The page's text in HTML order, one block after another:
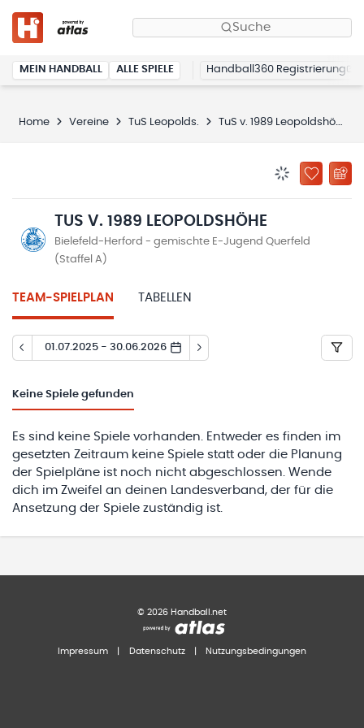
Suche
MEIN HANDBALL ALLE SPIELE Handball360 Registrierung
Home Vereine TuS Leopolds. TuS v. 1989 Leopoldshöhe
ZU
TUS V. 1989 LEOPOLDSHÖHE
Bielefeld-Herford - gemischte E-Jugend Querfeld
(Staffel A)
TEAM-SPIELPLAN TABELLEN
01.07.2025 - 30.06.2026
Keine Spiele gefunden
Es sind keine Spiele vorhanden. Entweder es finden im
gesetzten Zeitraum keine Spiele statt oder die Planung
der Spielpläne ist noch nicht abgeschlossen. Wende
dich im Zweifel an deinen Landesverband, der für die
Ansetzung der Spiele zuständig ist.
© 2026 Handball.net
Impressum Datenschutz Nutzungsbedingungen